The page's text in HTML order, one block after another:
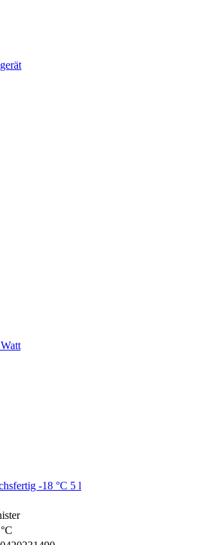
-18 °C 5 l